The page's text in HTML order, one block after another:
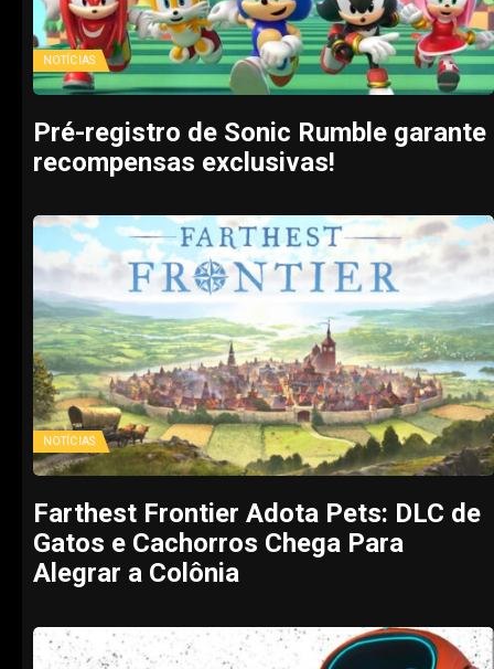
NOTÍCIAS
Pré-registro de Sonic Rumble garante
recompensas exclusivas!
NOTÍCIAS
Farthest Frontier Adota Pets: DLC de
Gatos e Cachorros Chega Para
Alegrar a Colônia